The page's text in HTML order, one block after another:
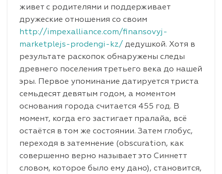
живет с родителями и поддерживает
дружеские отношения со своим
http://impexalliance.com/finansovyj-
marketplejs-prodengi-kz/ дедушкой. Хотя в
результате раскопок обнаружены следы
древнего поселения третьего века до нашей
эры. Первое упоминание датируется триста
семьдесят девятым годом, а моментом
основания города считается 455 год. В
момент, когда его застигает пралайа, всё
остаётся в том же состоянии. Затем глобус,
переходя в затемнение (obscuration, как
совершенно верно называет это Синнетт
словом, которое было ему дано), становится,